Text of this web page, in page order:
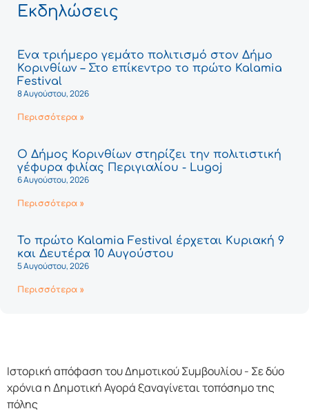
Εκδηλώσεις
Ένα τριήμερο γεμάτο πολιτισμό στον Δήμο
Κορινθίων – Στο επίκεντρο το πρώτο Kalamia
Festival
8 Αυγούστου, 2026
Περισσότερα »
Ο Δήμος Κορινθίων στηρίζει την πολιτιστική
γέφυρα φιλίας Περιγιαλίου - Lugoj
6 Αυγούστου, 2026
Περισσότερα »
Το πρώτο Kalamia Festival έρχεται Κυριακή 9
και Δευτέρα 10 Αυγούστου
5 Αυγούστου, 2026
Περισσότερα »
Ιστορική απόφαση του Δημοτικού Συμβουλίου - Σε δύο
χρόνια η Δημοτική Αγορά ξαναγίνεται τοπόσημο της
πόλης